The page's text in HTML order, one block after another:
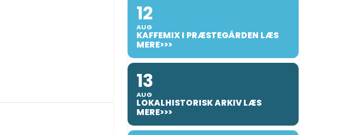
12
AUG
KAFFEMIX I PRÆSTEGÅRDEN LÆS
MERE>>>
13
AUG
LOKALHISTORISK ARKIV LÆS
MERE>>>